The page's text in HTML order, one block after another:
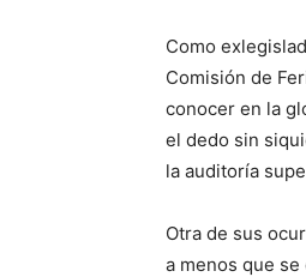
Como
Comisión de
conocer en la
el dedo sin
la auditoría
Otra de sus
a menos que